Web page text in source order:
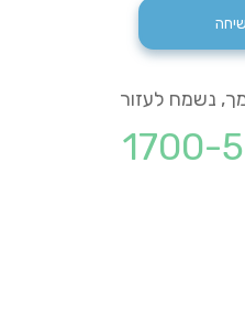
נשמח לעזור
1700-